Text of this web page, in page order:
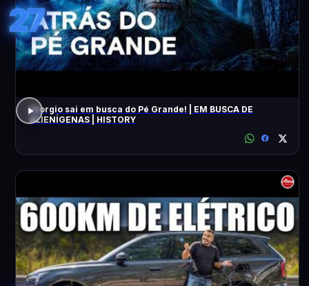
27
Giorgio sai em busca do Pé Grande! | EM BUSCA DE
ALIENÍGENAS | HISTORY